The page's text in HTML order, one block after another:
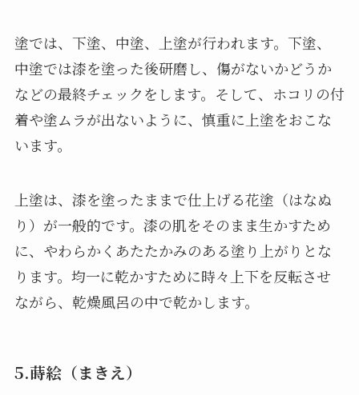
塗では、下塗、中塗、上塗が行われます。下塗、
中塗では漆を塗った後研磨し、傷がないかどうか
などの最終チェックをします。そして、ホコリの付
着や塗ムラが出ないように、慎重に上塗をおこな
います。
上塗は、漆を塗ったままで仕上げる花塗（はなぬ
り）が一般的です。漆の肌をそのまま生かすため
に、やわらかくあたたかみのある塗り上がりとな
ります。均一に乾かすために時々上下を反転させ
ながら、乾燥風呂の中で乾かします。
5.蒔絵（まきえ）